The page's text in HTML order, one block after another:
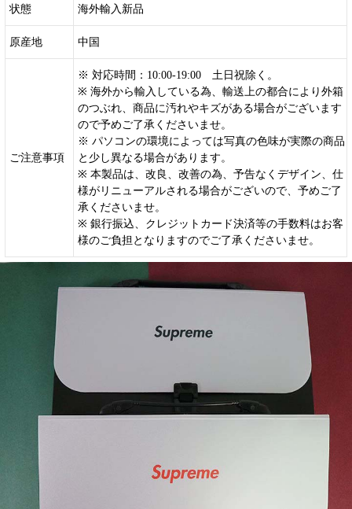
状態 海外輸入新品
原産地 中国
ご注意事項
※ 対応時間：10:00-19:00 土日祝除く。
※ 海外から輸入している為、輸送上の都合により外箱
のつぶれ、商品に汚れやキズがある場合がございます
ので予めご了承くださいませ。
※ パソコンの環境によっては写真の色味が実際の商品
と少し異なる場合があります。
※ 本製品は、改良、改善の為、予告なくデザイン、仕
様がリニューアルされる場合がございので、予めご了
承くださいませ。
※ 銀行振込、クレジットカード決済等の手数料はお客
様のご負担となりますのでご了承くださいませ。